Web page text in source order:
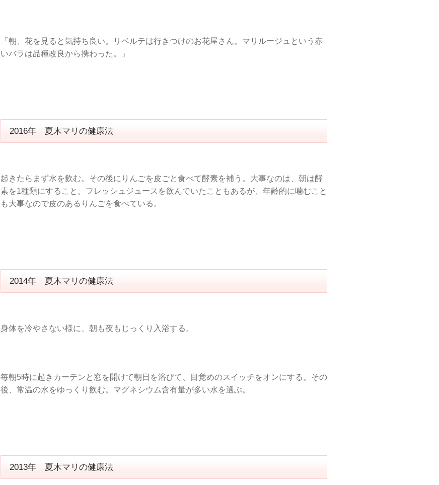
「朝、花を見ると気持ち良い。リベルテは行きつけのお花屋さん。マリルージュという赤
いバラは品種改良から携わった。」
2016年 夏木マリの健康法
起きたらまず水を飲む。その後にりんごを皮ごと食べて酵素を補う。大事なのは、朝は酵
素を1種類にすること。フレッシュジュースを飲んでいたこともあるが、年齢的に噛むこと
も大事なので皮のあるりんごを食べている。
2014年 夏木マリの健康法
身体を冷やさない様に、朝も夜もじっくり入浴する。
毎朝5時に起きカーテンと窓を開けて朝日を浴びて、目覚めのスイッチをオンにする。その
後、常温の水をゆっくり飲む。マグネシウム含有量が多い水を選ぶ。
2013年 夏木マリの健康法